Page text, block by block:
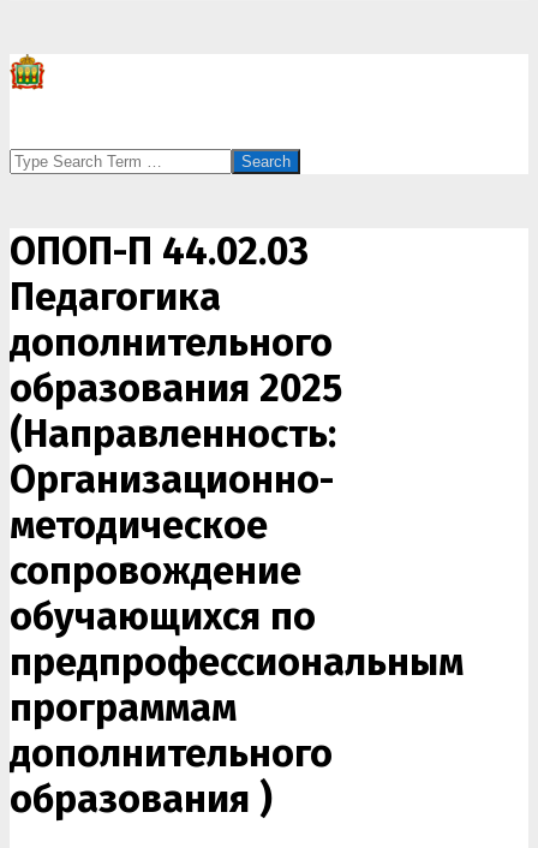
Search
ОПОП-П 44.02.03
Педагогика
дополнительного
образования 2025
(Направленность:
Организационно-
методическое
сопровождение
обучающихся по
предпрофессиональным
программам
дополнительного
образования )